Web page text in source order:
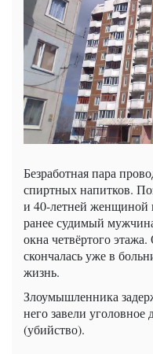
Безработная пара
спиртных напитков.
и 40-летней женщиной
ранее судимый
окна четвёртого
скончалась уже в
жизнь.
Злоумышленника
него завели
(убийство).